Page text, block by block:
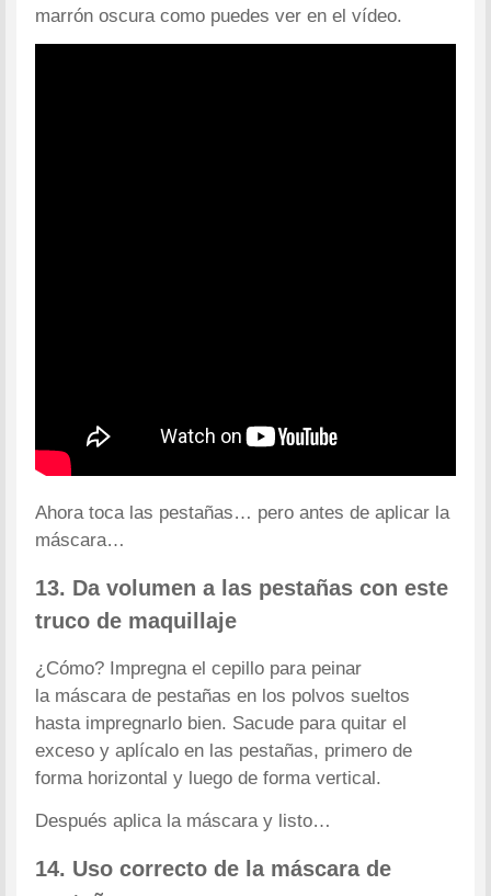
marrón oscura como puedes ver en el vídeo.
Ahora toca las pestañas… pero antes de aplicar la
máscara…
13. Da volumen a las pestañas con este
truco de maquillaje
¿Cómo? Impregna el cepillo para peinar
la máscara de pestañas en los polvos sueltos
hasta impregnarlo bien. Sacude para quitar el
exceso y aplícalo en las pestañas, primero de
forma horizontal y luego de forma vertical.
Después aplica la máscara y listo…
14. Uso correcto de la máscara de